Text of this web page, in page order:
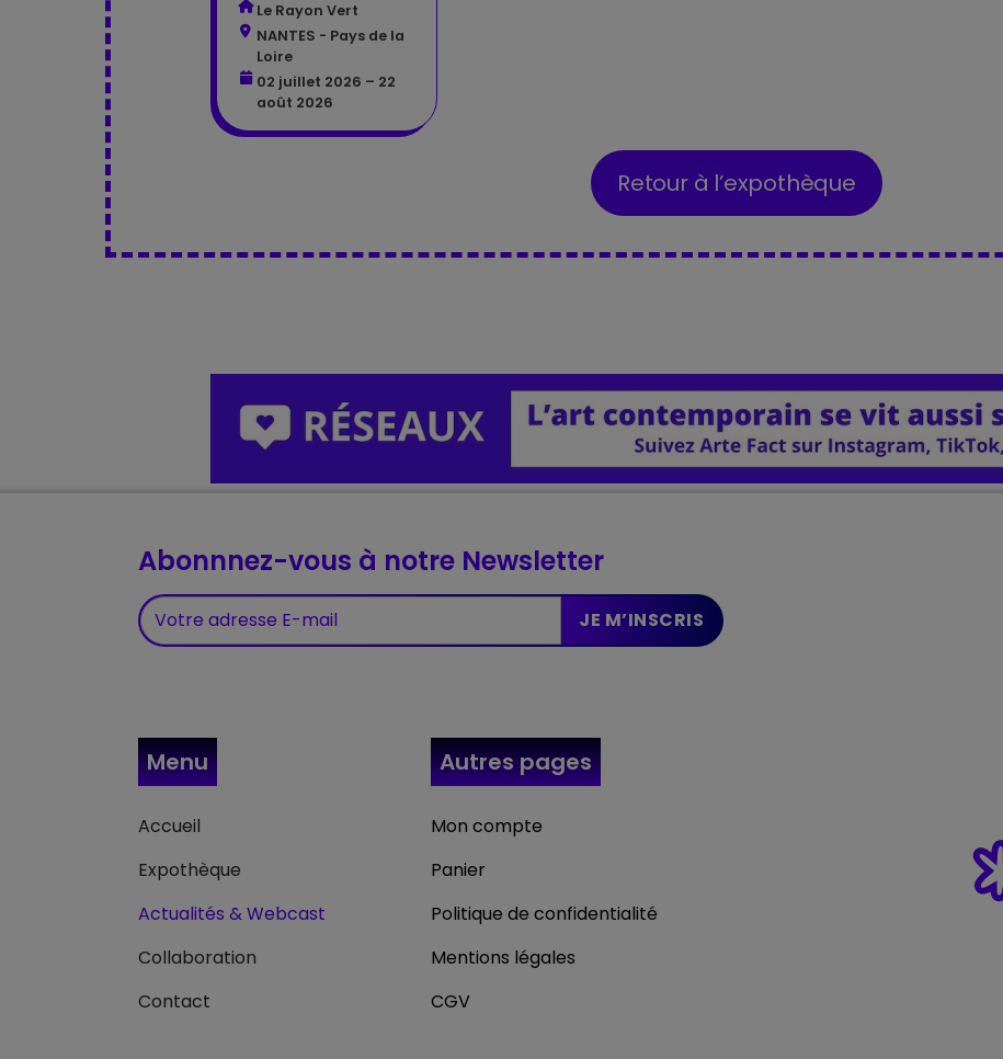
Le Rayon Vert
NANTES - Pays de la
Loire
02 juillet 2026 – 22
août 2026
Retour à l’expothèque
Abonnnez-vous à notre Newsletter
Menu
Accueil
Expothèque
Actualités & Webcast
Collaboration
Contact
Autrespages
Mon compte
Panier
Politique de confidentialité
Mentions légales
CGV